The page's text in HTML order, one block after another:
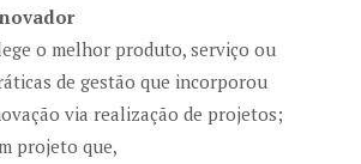
o melhor produto, serviço ou
de gestão que incorporou
via realização de projetos;
projeto que,